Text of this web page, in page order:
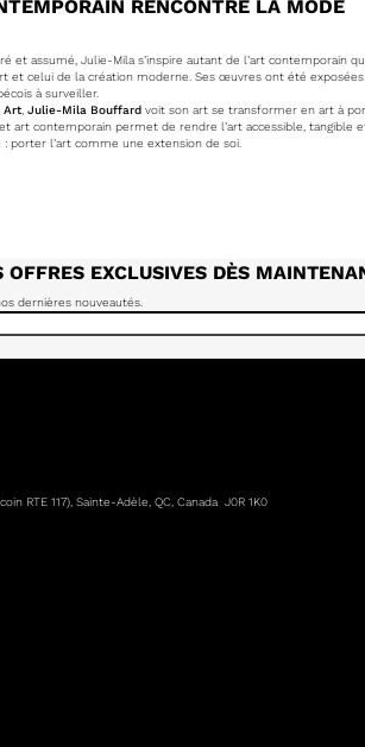
RENCONTRE LA MODE
et assumé, Julie-Mila s’inspire autant de l’art contemporain
et celui de la création moderne. Ses œuvres ont été exposées
à surveiller.
Art Julie-Mila Bouffard voit son art se transformer en art à
art contemporain permet de rendre l’art accessible, tangible
porter l’art comme une extension de soi.
OFFRES EXCLUSIVES DÈS
dernières nouveautés.
RTE 117), Sainte-Adèle, QC, Canada J0R 1K0